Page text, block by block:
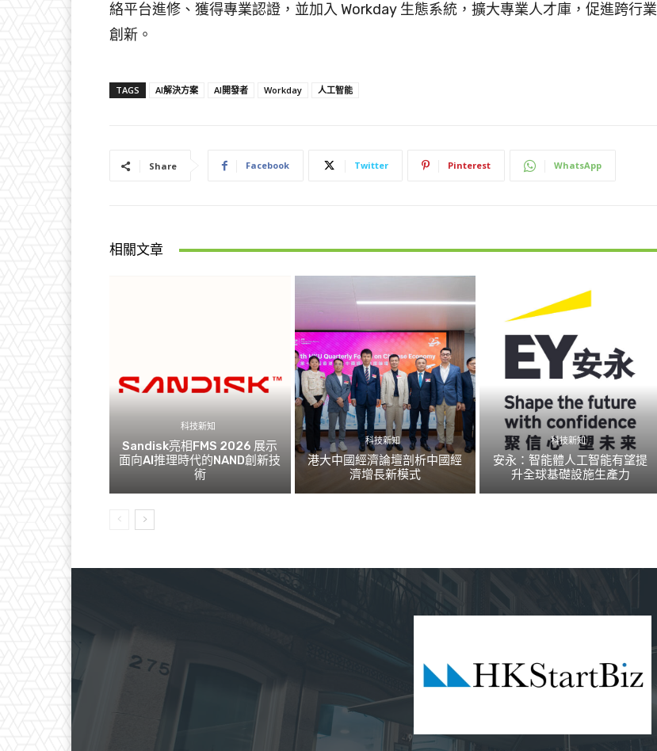
絡平台進修、獲得專業認證，並加入 Workday 生態系統，擴大專業人才庫，促進跨行業
創新。
TAGS AI解決方案 AI開發者 Workday 人工智能
Share Facebook Twitter Pinterest WhatsApp
相關文章
科技新知
Sandisk亮相FMS 2026 展示
面向AI推理時代的NAND創新技
術
科技新知
港大中國經濟論壇剖析中國經
濟增長新模式
科技新知
安永：智能體人工智能有望提
升全球基礎設施生產力